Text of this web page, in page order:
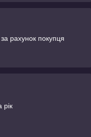
рахунок покупця
рік